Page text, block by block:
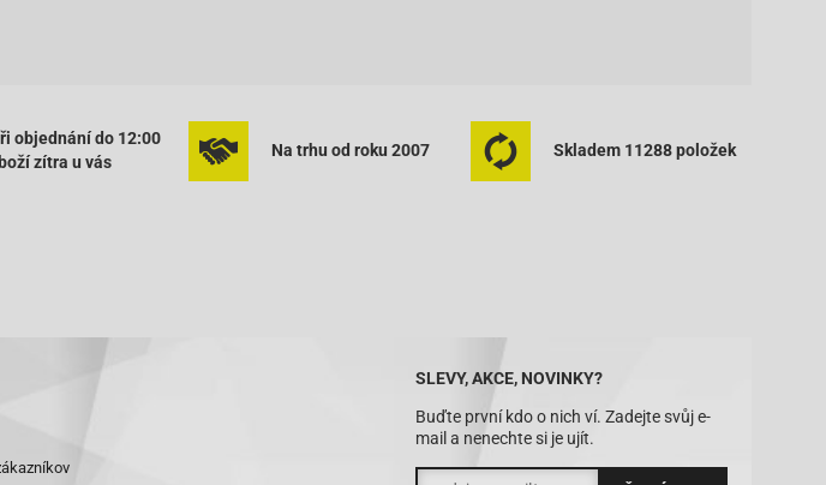
objednání do 12:00
zítra u vás
Na trhu od roku 2007 Skladem 11288 položek
SLEVY, AKCE, NOVINKY?
Buďte první kdo o nich ví. Zadejte svůj e-
mail a nenechte si je ujít.